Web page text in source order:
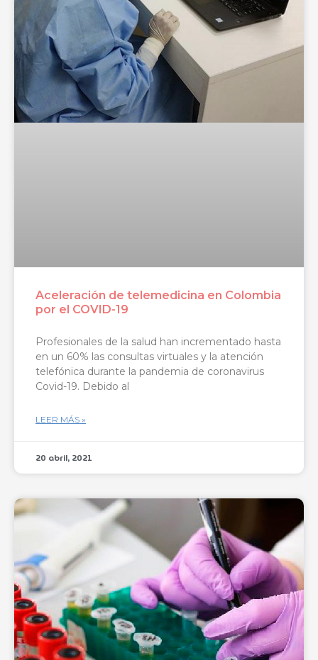
Aceleración de telemedicina en Colombia
por el COVID-19
Profesionales de la salud han incrementado hasta
en un 60% las consultas virtuales y la atención
telefónica durante la pandemia de coronavirus
Covid-19. Debido al
LEER MÁS »
20 abril, 2021